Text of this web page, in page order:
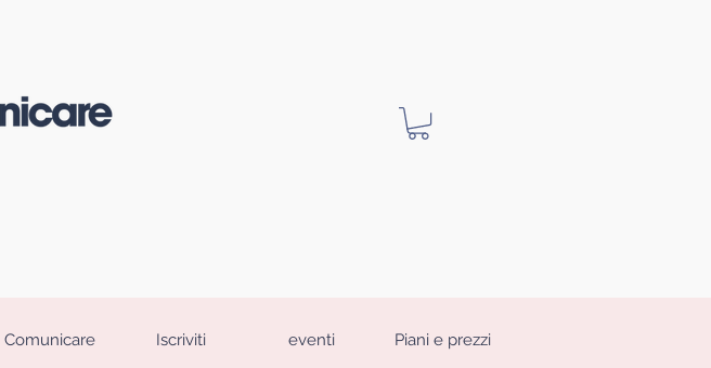
Comunicare Iscriviti eventi Piani e prezzi